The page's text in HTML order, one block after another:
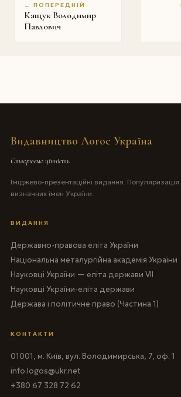
← ПОПЕРЕДНІЙ
Кащук Володимир
Павлович
Видавництво Логос Україна
Створюємо цінність
Іміджево-презентаційні видання. Популяризація
визначних імен України.
ВИДАННЯ
Державно-правова еліта України
Національна металургійна академія України
Науковці України — еліта держави VII
Науковці України-еліта держави
Держава і політичне право (Частина 1)
КОНТАКТИ
01001, м. Київ, вул. Володимирська, 7, оф. 1
info.logos@ukr.net
+380 67 328 72 62